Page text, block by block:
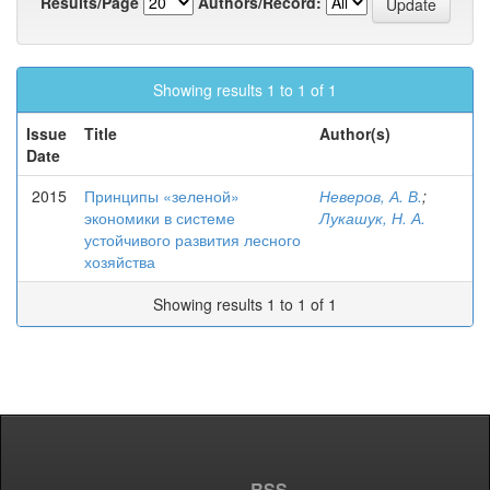
Showing results 1 to 1 of 1
Issue
Date
Title Author(s)
2015
Принципы «зеленой»
экономики в системе
устойчивого развития лесного
хозяйства
Неверов, А. В.;
Лукашук, Н. А.
Showing results 1 to 1 of 1